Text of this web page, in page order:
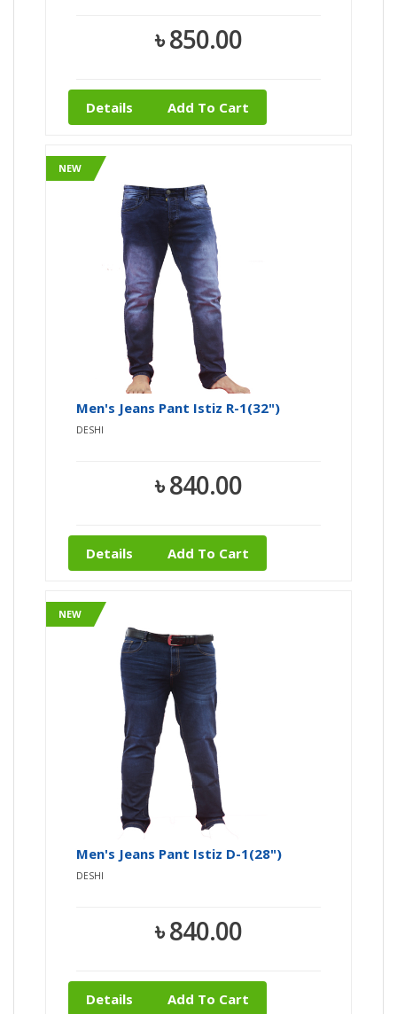
৳ 850.00
Details Add To Cart
NEW
Men's Jeans Pant Istiz R-1(32")
DESHI
৳ 840.00
Details Add To Cart
NEW
Men's Jeans Pant Istiz D-1(28")
DESHI
৳ 840.00
Details Add To Cart